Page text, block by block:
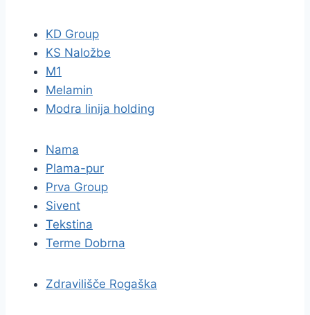
KD Group
KS Naložbe
M1
Melamin
Modra linija holding
Nama
Plama-pur
Prva Group
Sivent
Tekstina
Terme Dobrna
Zdravilišče Rogaška